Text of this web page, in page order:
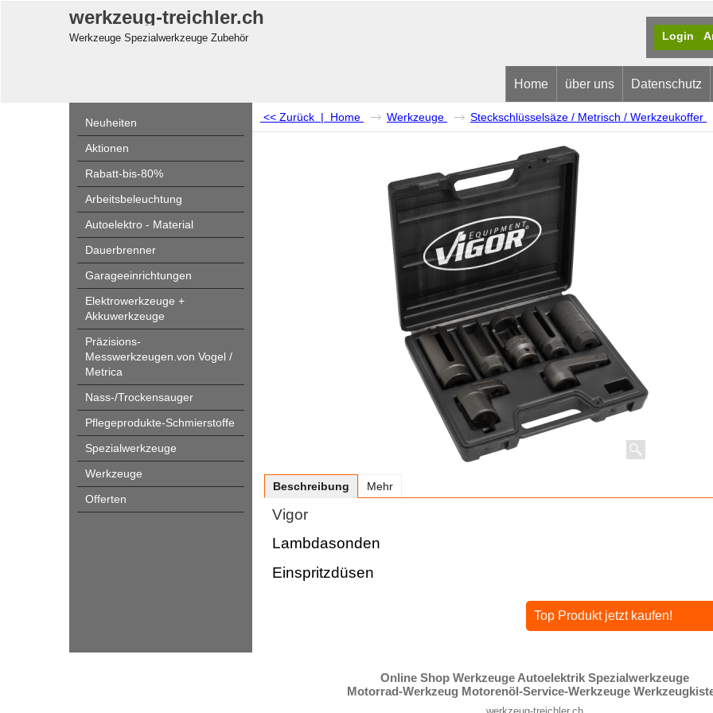
werkzeug-treichler.ch
Werkzeuge Spezialwerkzeuge Zubehör Login
Home über uns Datenschutz
Neuheiten
Aktionen
Rabatt-bis-80%
Arbeitsbeleuchtung
Autoelektro - Material
Dauerbrenner
Garageeinrichtungen
Elektrowerkzeuge +
Akkuwerkzeuge
Präzisions-
Messwerkzeugen.von Vogel /
Metrica
Nass-/Trockensauger
Pflegeprodukte-Schmierstoffe
Spezialwerkzeuge
Werkzeuge
Offerten
<< Zurück | Home Werkzeuge Steckschlüsselsäze / Metrisch / Werkzeukoffer
Beschreibung Mehr
Vigor
Lambdasonden
Einspritzdüsen
Top Produkt jetzt kaufen!
Online Shop Werkzeuge Autoelektrik Spezialwerkzeuge
Motorrad-Werkzeug Motorenöl-Service-Werkzeuge